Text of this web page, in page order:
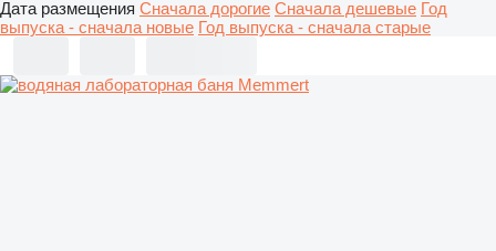
Дата размещения Сначала дорогие Сначала дешевые Год
выпуска - сначала новые Год выпуска - сначала старые